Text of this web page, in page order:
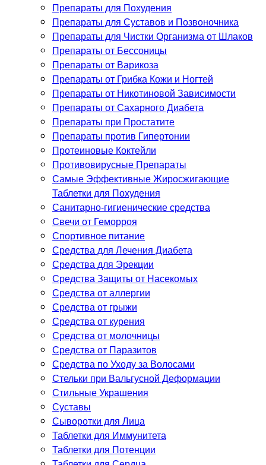
Препараты для Похудения
Препараты для Суставов и Позвоночника
Препараты для Чистки Организма от Шлаков
Препараты от Бессоницы
Препараты от Варикоза
Препараты от Грибка Кожи и Ногтей
Препараты от Никотиновой Зависимости
Препараты от Сахарного Диабета
Препараты при Простатите
Препараты против Гипертонии
Протеиновые Коктейли
Противовирусные Препараты
Самые Эффективные Жиросжигающие
Таблетки для Похудения
Санитарно-гигиенические средства
Свечи от Геморроя
Спортивное питание
Средства для Лечения Диабета
Средства для Эрекции
Средства Защиты от Насекомых
Средства от аллергии
Средства от грыжи
Средства от курения
Средства от молочницы
Средства от Паразитов
Средства по Уходу за Волосами
Стельки при Вальгусной Деформации
Стильные Украшения
Суставы
Сыворотки для Лица
Таблетки для Иммунитета
Таблетки для Потенции